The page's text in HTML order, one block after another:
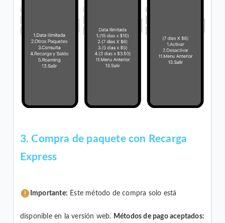
3. Compra de paquete con Recarga
Express
Importante: Este método de compra solo está
disponible en la versión web. Métodos de pago aceptados: